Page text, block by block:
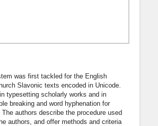
was first tackled for the English
Slavonic texts encoded in Unicode.
typesetting scholarly works and in
breaking and word hyphenation for
authors describe the procedure used
authors, and offer methods and criteria